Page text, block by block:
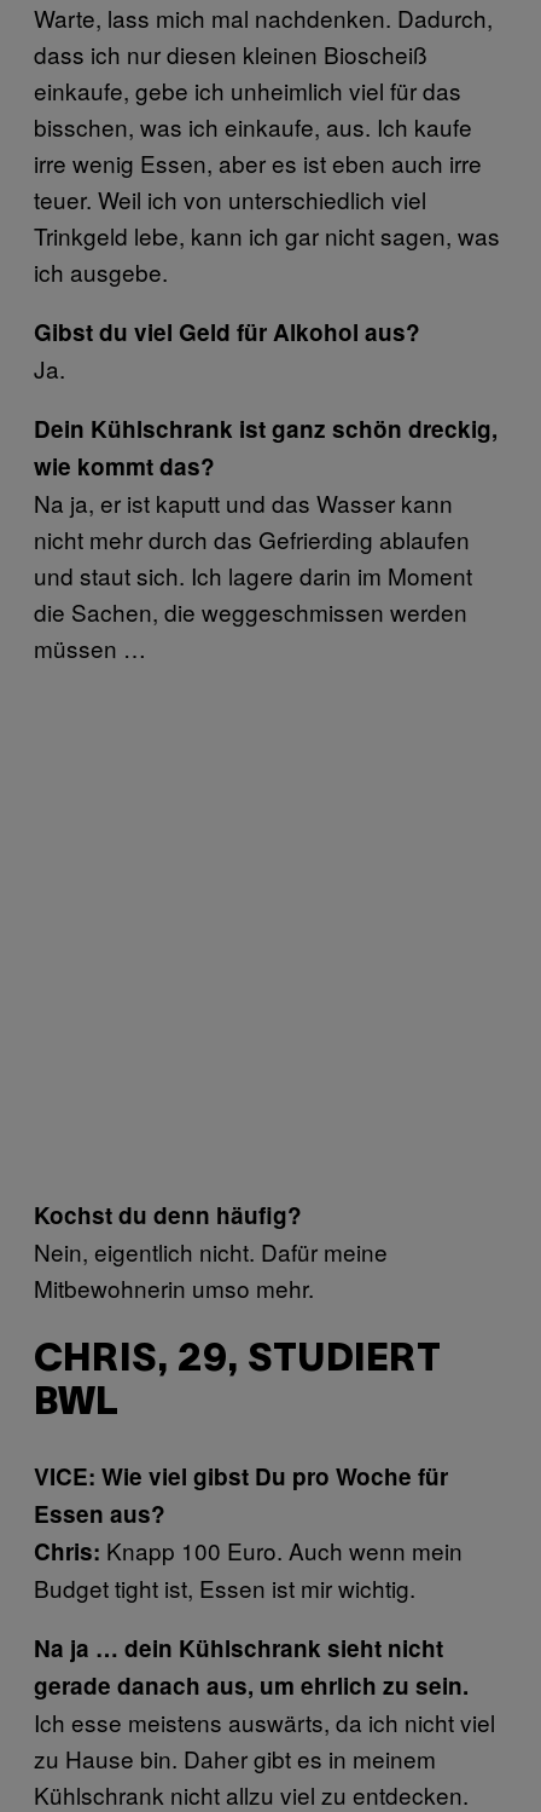
Warte, lass mich mal nachdenken. Dadurch,
dass ich nur diesen kleinen Bioscheiß
einkaufe, gebe ich unheimlich viel für das
bisschen, was ich einkaufe, aus. Ich kaufe
irre wenig Essen, aber es ist eben auch irre
teuer. Weil ich von unterschiedlich viel
Trinkgeld lebe, kann ich gar nicht sagen, was
ich ausgebe.
Gibst du viel Geld für Alkohol aus?
Ja.
Dein Kühlschrank ist ganz schön dreckig,
wie kommt das?
Na ja, er ist kaputt und das Wasser kann
nicht mehr durch das Gefrierding ablaufen
und staut sich. Ich lagere darin im Moment
die Sachen, die weggeschmissen werden
müssen …
Kochst du denn häufig?
Nein, eigentlich nicht. Dafür meine
Mitbewohnerin umso mehr.
CHRIS, 29, STUDIERT
BWL
VICE: Wie viel gibst Du pro Woche für
Essen aus?
Chris: Knapp 100 Euro. Auch wenn mein
Budget tight ist, Essen ist mir wichtig.
Na ja … dein Kühlschrank sieht nicht
gerade danach aus, um ehrlich zu sein.
Ich esse meistens auswärts, da ich nicht viel
zu Hause bin. Daher gibt es in meinem
Kühlschrank nicht allzu viel zu entdecken.